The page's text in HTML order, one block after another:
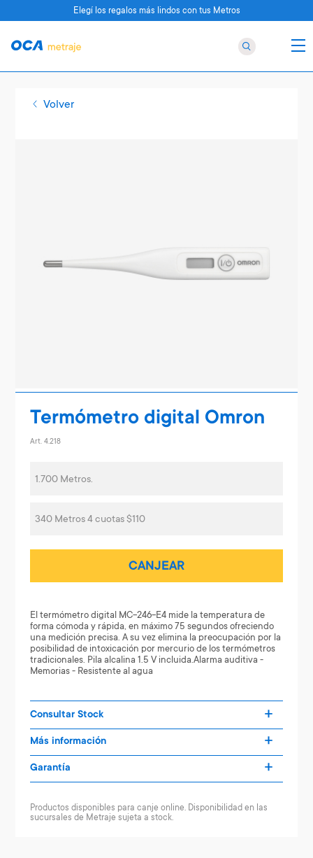
Volver
Termómetro digital Omron
Art. 4.218
1.700 Metros.
340 Metros 4 cuotas $110
CANJEAR
El termómetro digital MC-246-E4 mide la temperatura de
forma cómoda y rápida, en máximo 75 segundos ofreciendo
una medición precisa. A su vez elimina la preocupación por la
posibilidad de intoxicación por mercurio de los termómetros
tradicionales. Pila alcalina 1.5 V incluida.Alarma auditiva -
Memorias - Resistente al agua
Consultar Stock
Más información
Garantía
Productos disponibles para canje online. Disponibilidad en las
sucursales de Metraje sujeta a stock.
Elegí los regalos más lindos con tus Metros